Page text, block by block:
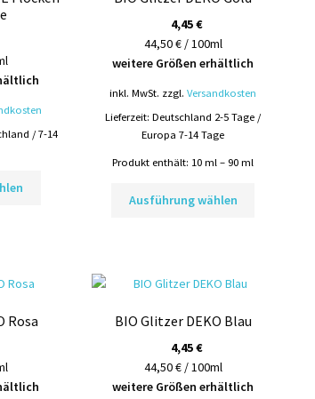
/ 7-14
4,45€
44,50 € / 100ml
weitere Größen erhältlich
inkl. MwSt. zzgl.Versandkosten
Lieferzeit:Deutschland 2-5 Tage /
Europa 7-14 Tage
Produkt enthält: 10ml – 90ml
Ausführung wählen
Rosa BIO Glitzer DEKO Blau
4,45€
44,50 € / 100ml
weitere Größen erhältlich